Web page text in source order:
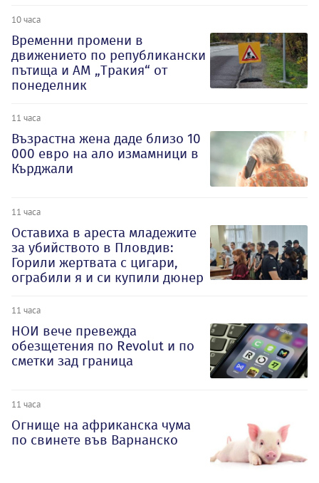
10 часа
Временни промени в
движението по републикански
пътища и АМ „Тракия“ от
понеделник
11 часа
Възрастна жена даде близо 10
000 евро на ало измамници в
Кърджали
11 часа
Оставиха в ареста младежите
за убийството в Пловдив:
Горили жертвата с цигари,
ограбили я и си купили дюнер
11 часа
НОИ вече превежда
обезщетения по Revolut и по
сметки зад граница
11 часа
Огнище на африканска чума
по свинете във Варнанско